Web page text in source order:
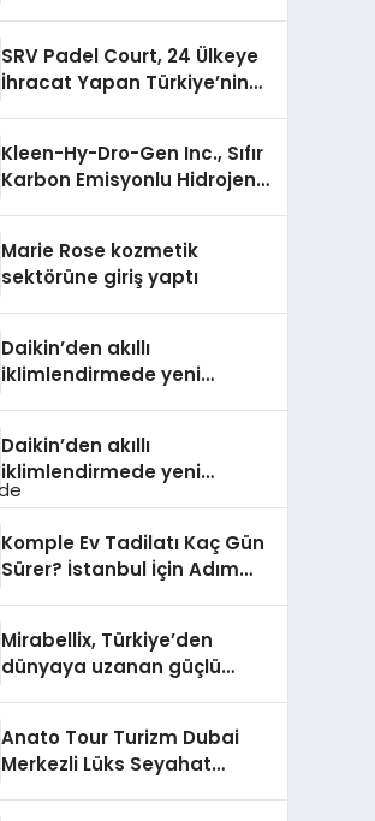
SRV Padel Court, 24 Ülkeye
İhracat Yapan Türkiye’nin
Kleen-Hy-Dro-Gen Inc., Sıfır
Karbon Emisyonlu Hidrojen
Aldı
Marie Rose kozmetik
sektörüne giriş yaptı
Daikin’den akıllı
iklimlendirmede yeni
Daikin’den akıllı
iklimlendirmede yeni
dönem: Madoka Plus
Komple Ev Tadilatı Kaç Gün
Sürer? İstanbul İçin Adım
Mirabellix, Türkiye’den
dünyaya uzanan güçlü
Anato Tour Turizm Dubai
Merkezli Lüks Seyahat